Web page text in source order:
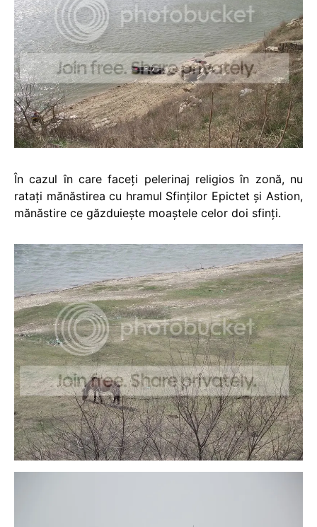
În cazul în care faceţi pelerinaj religios în zonă, nu
rataţi mănăstirea cu hramul Sfinţilor Epictet şi Astion,
mănăstire ce găzduieşte moaştele celor doi sfinţi.